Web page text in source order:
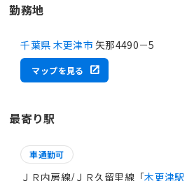
勤務地
千葉県 木更津市 矢那4490－5
マップを見る
最寄り駅
車通勤可
ＪＲ内房線/ＪＲ久留里線「木更津駅